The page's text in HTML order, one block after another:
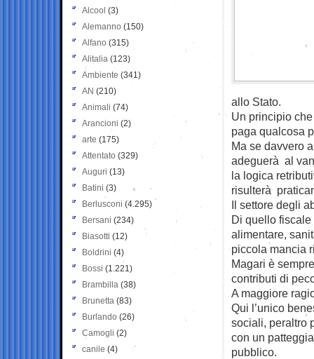
allo Stato.
Un principio
paga qualcosa
Ma se davvero
adeguerà al
la logica
risulterà
Il settore degli
Di quello fiscale
alimentare,
piccola mancia
Magari è
contributi di
A maggiore
Qui l’unico
sociali, peraltro
con un
pubblico.
Alcool (3)
Alemanno (150)
Alfano (315)
Alitalia (123)
Ambiente (341)
AN (210)
Animali (74)
Arancioni (2)
arte (175)
Attentato (329)
Auguri (13)
Batini (3)
Berlusconi (4.295)
Bersani (234)
Biasotti (12)
Boldrini (4)
Bossi (1.221)
Brambilla (38)
Brunetta (83)
Burlando (26)
Camogli (2)
canile (4)